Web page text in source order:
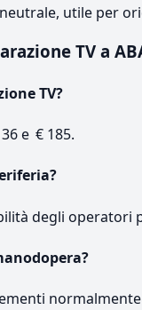
utile per
TV a
TV?
e € 185.
degli operatori